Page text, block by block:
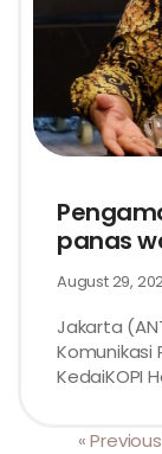
panas
August 29,
Jakarta
Komunikasi
KedaiKOPI
« Previous